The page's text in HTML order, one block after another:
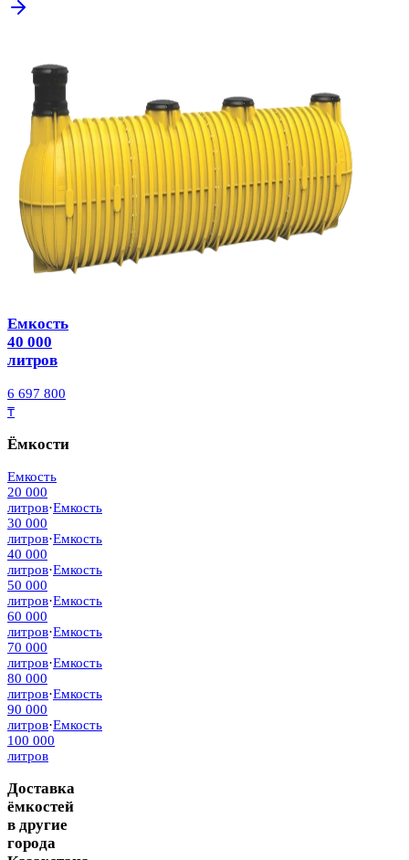
Емкость
40 000
литров
6 697 800
₸
Ёмкости
Емкость
20 000
литров·Емкость
30 000
литров·Емкость
40 000
литров·Емкость
50 000
литров·Емкость
60 000
литров·Емкость
70 000
литров·Емкость
80 000
литров·Емкость
90 000
литров·Емкость
100 000
литров
Доставка
ёмкостей
в другие
города